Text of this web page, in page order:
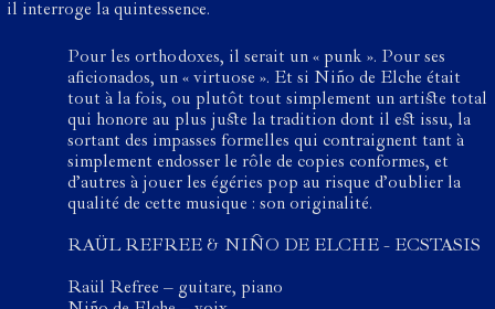
il interroge la quintessence.
Pour les orthodoxes, il serait un « punk ». Pour ses
aficionados, un « virtuose ». Et si Niño de Elche était
tout à la fois, ou plutôt tout simplement un artiste total
qui honore au plus juste la tradition dont il est issu, la
sortant des impasses formelles qui contraignent tant à
simplement endosser le rôle de copies conformes, et
d’autres à jouer les égéries pop au risque d’oublier la
qualité de cette musique : son originalité.
RAÜL REFREE & NIÑO DE ELCHE - ECSTASIS
Raül Refree – guitare, piano